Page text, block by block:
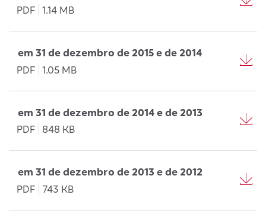
PDF 1.14 MB
em 31 de dezembro de 2015 e de 2014
PDF 1.05 MB
em 31 de dezembro de 2014 e de 2013
PDF
848 KB
em 31 de dezembro de 2013 e de 2012
PDF 743 KB